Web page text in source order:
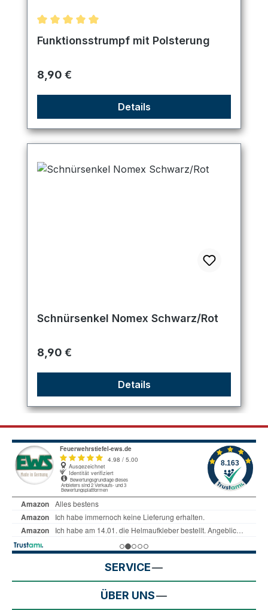
Durchschnittliche Bewertung von 5 von 5 Sternen
Funktionsstrumpf mit Polsterung
Regulärer Preis:
8,90 €
Details
Schnürsenkel Nomex Schwarz/Rot
Regulärer Preis:
8,90 €
Details
SERVICE
ÜBER UNS